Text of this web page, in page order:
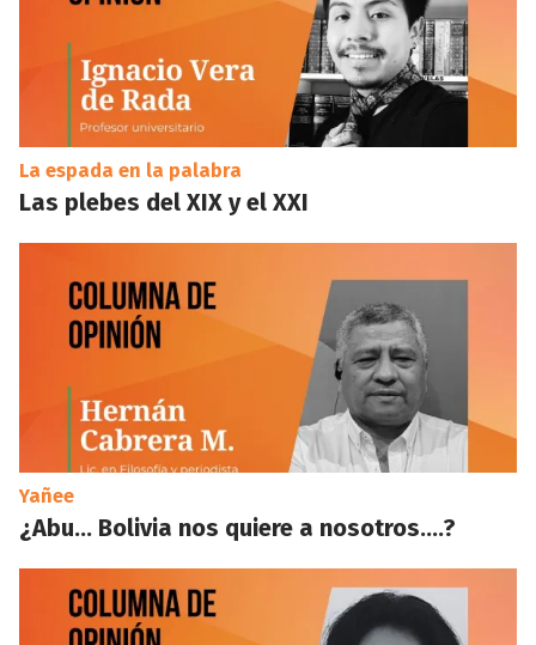
La espada en la palabra
Las plebes del XIX y el XXI
Yañee
¿Abu… Bolivia nos quiere a nosotros….?